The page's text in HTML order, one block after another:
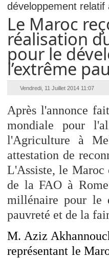
développement relatif
Le Maroc
réalisation
pour le
l’extrême
Vendredi, 11 Juillet 2014 11:07
Après l'annonce
mondiale pour
l'Agriculture à
attestation de
L'Assiste, le Maroc
de la FAO à
millénaire pour le
pauvreté et de la
M. Aziz
représentant le